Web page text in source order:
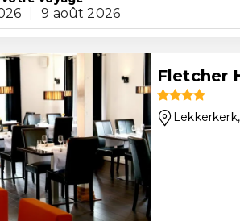
9 août 2026
Fletcher
Lekkerkerk